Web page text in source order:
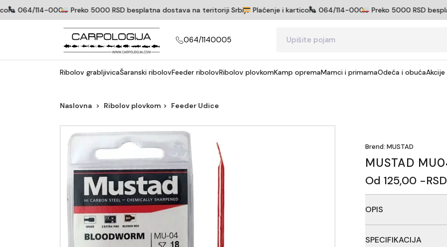
064/114-0005Preko 5000 RSD besplatna dostava na teritoriji SrbijePlaćenje i karticom064/114-0005Preko 5000 RSD
064/1140005
Ribolov grabljivicaŠaranski ribolovFeeder ribolovRibolov plovkomKamp opremaMamci i primamaOdeća i obuća
Naslovna Ribolov plovkom Feeder Udice
Brend: MUSTAD
MUSTAD
Od 125,00 -RSD
OPIS
situacije na vodi. Serija
SPECIFIKACIJA